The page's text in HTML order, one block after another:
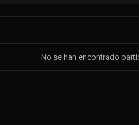
No se han encontrado